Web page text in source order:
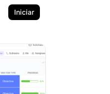
Iniciar